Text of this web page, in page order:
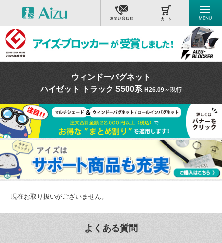
ウィンドーバグネット
ハイゼット トラック S500系 H26.09～現行
現在お取り扱いがございません。
よくある質問